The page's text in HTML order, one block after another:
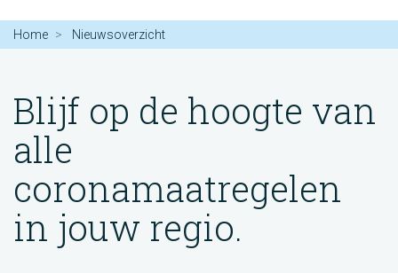
Home Nieuwsoverzicht
Blijf op de hoogte van
alle
coronamaatregelen
in jouw regio.